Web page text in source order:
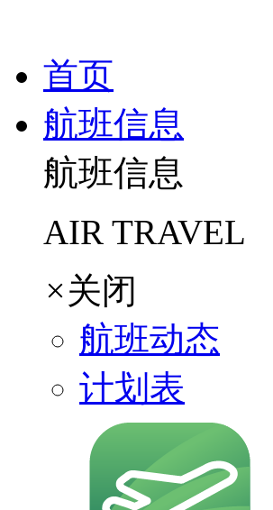
首页
航班信息
航班信息
AIR TRAVEL
×关闭
航班动态
计划表